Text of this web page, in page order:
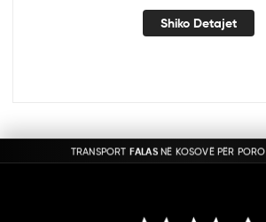
Shiko Detajet
TRANSPORT FALASNË KOSOVË PËR